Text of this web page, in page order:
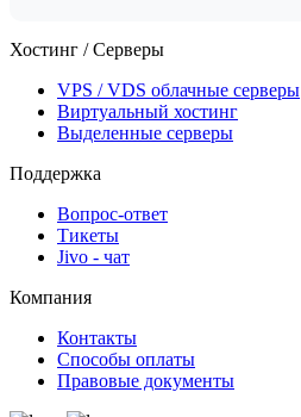
Хостинг / Серверы
VPS / VDS облачные серверы
Виртуальный хостинг
Выделенные серверы
Поддержка
Вопрос-ответ
Тикеты
Jivo - чат
Компания
Контакты
Способы оплаты
Правовые документы